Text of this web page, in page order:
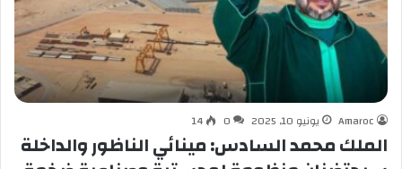
Amaroc يونيو 10, 2025 0
14
الملك محمد السادس: مينائي الناظور والداخلة